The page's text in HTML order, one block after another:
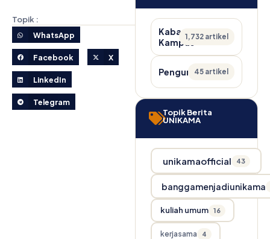
Topik :
WhatsApp
Facebook X
LinkedIn
Telegram
Kabar
Kampus
1,732 artikel
Pengumuman
45 artikel
Topik Berita
UNIKAMA
unikamaofficial 43
banggamenjadiunikama
kuliah umum 16
kerjasama 4